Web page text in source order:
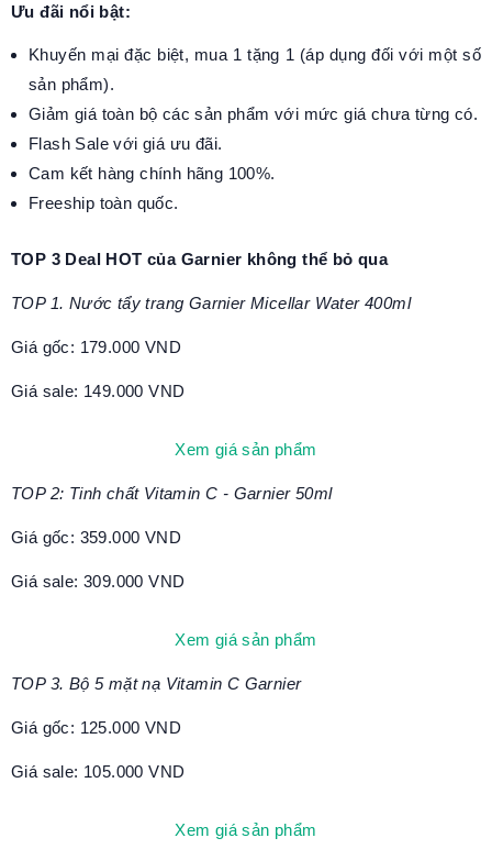
Ưu đãi nổi bật:
Khuyến mại đặc biệt, mua 1 tặng 1 (áp dụng đối với một số
sản phẩm).
Giảm giá toàn bộ các sản phẩm với mức giá chưa từng có.
Flash Sale với giá ưu đãi.
Cam kết hàng chính hãng 100%.
Freeship toàn quốc.
TOP 3 Deal HOT của Garnier không thể bỏ qua
TOP 1. Nước tẩy trang Garnier Micellar Water 400ml
Giá gốc: 179.000 VND
Giá sale: 149.000 VND
Xem giá sản phẩm
TOP 2: Tinh chất Vitamin C - Garnier 50ml
Giá gốc: 359.000 VND
Giá sale: 309.000 VND
Xem giá sản phẩm
TOP 3. Bộ 5 mặt nạ Vitamin C Garnier
Giá gốc: 125.000 VND
Giá sale: 105.000 VND
Xem giá sản phẩm